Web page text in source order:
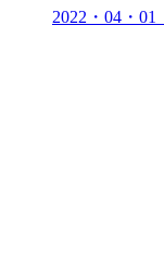
2022・04・